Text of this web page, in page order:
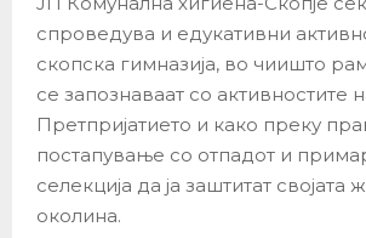
спроведува и едукативни
скопска гимназија, во чиишто
се запознаваат со активностите
Претпријатието и како преку
постапување со отпадот и
селекција да ја заштитат својата
околина.